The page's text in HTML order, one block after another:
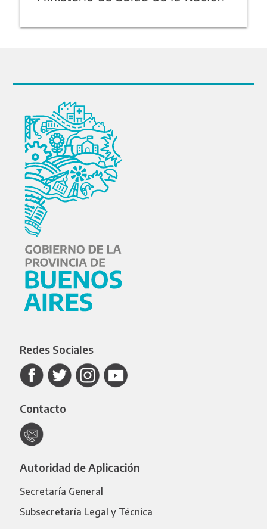
Redes Sociales
Contacto
Autoridad de Aplicación
Secretaría General
Subsecretaría Legal y Técnica